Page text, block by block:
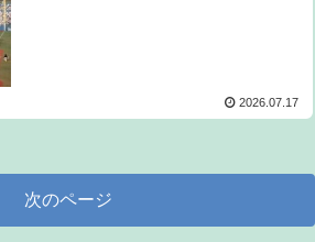
2026.07.17
次のページ